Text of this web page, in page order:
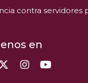
contra servidores
en